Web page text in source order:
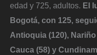
edad y 725, adultos. El
Bogotá, con 125,
Antioquia (120),
Cauca (58) y